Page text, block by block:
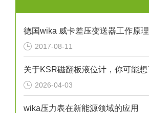
德国wika 威卡差压变送器工作原理
2017-08-11
2026-04-03
wika压力表在新能源领域的应用